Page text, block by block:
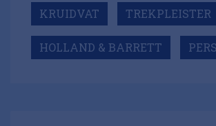
KRUIDVAT TREKPLEISTER
HOLLAND & BARRETT